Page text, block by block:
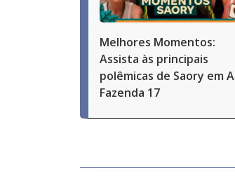
Melhores Momentos:
Assista às principais
polêmicas de Saory em A
Fazenda 17